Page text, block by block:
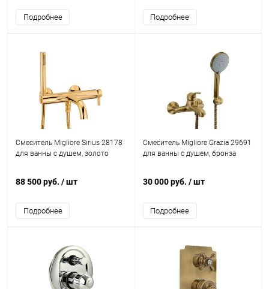
Подробнее Подробнее
Смеситель Migliore Sirius 28178
для ванны с душем, золото
88 500 руб. / шт
Подробнее
Смеситель Migliore Grazia 29691
для ванны с душем, бронза
30 000 руб. / шт
Подробнее